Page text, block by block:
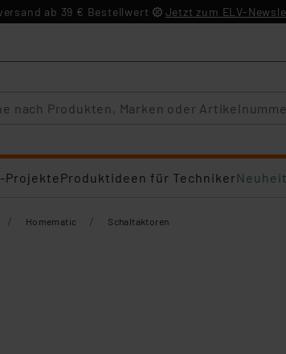
ab 39 € Bestellwert Jetzt zum ELV-
ProjekteProduktideen für Techniker
/ Homematic / Schaltaktoren